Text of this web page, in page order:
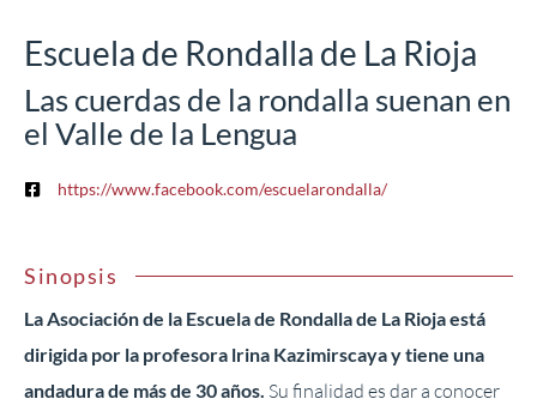
Escuela de Rondalla de La Rioja
Las cuerdas de la rondalla suenan en
el Valle de la Lengua
https://www.facebook.com/escuelarondalla/
Sinopsis
La Asociación de la Escuela de Rondalla de La Rioja está
dirigida por la profesora lrina Kazimirscaya y tiene una
andadura de más de 30 años. Su finalidad es dar a conocer